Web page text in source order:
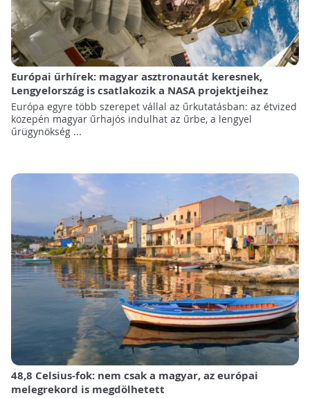
Európai űrhírek: magyar asztronautát keresnek,
Lengyelország is csatlakozik a NASA projektjeihez
Európa egyre több szerepet vállal az űrkutatásban: az étvized
közepén magyar űrhajós indulhat az űrbe, a lengyel
űrügynökség ...
48,8 Celsius-fok: nem csak a magyar, az európai
melegrekord is megdölhetett